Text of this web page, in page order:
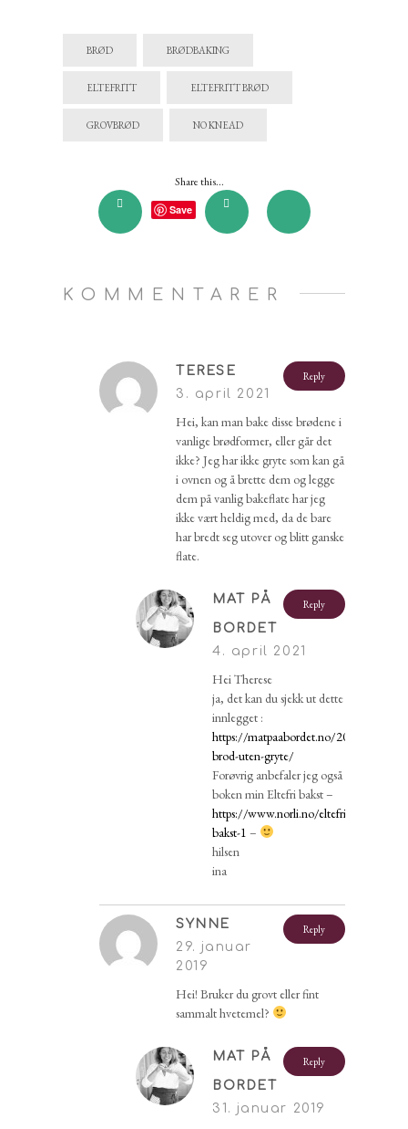
BRØD BRØDBAKING
ELTEFRITT ELTEFRITT BRØD
GROVBRØD NO KNEAD
Share this...
Save
KOMMENTARER
Reply
TERESE
3. april 2021
Hei, kan man bake disse brødene i
vanlige brødformer, eller går det
ikke? Jeg har ikke gryte som kan gå
i ovnen og å brette dem og legge
dem på vanlig bakeflate har jeg
ikke vært heldig med, da de bare
har bredt seg utover og blitt ganske
flate.
Reply
MAT PÅ
BORDET
4. april 2021
Hei Therese
ja, det kan du sjekk ut dette
innlegget :
https://matpaabordet.no/2011/11/21/
brod-uten-gryte/
Forøvrig anbefaler jeg også
boken min Eltefri bakst –
https://www.norli.no/eltefri-
bakst-1 –
hilsen
ina
Reply
SYNNE
29. januar
2019
Hei! Bruker du grovt eller fint
sammalt hvetemel?
Reply
MAT PÅ
BORDET
31. januar 2019